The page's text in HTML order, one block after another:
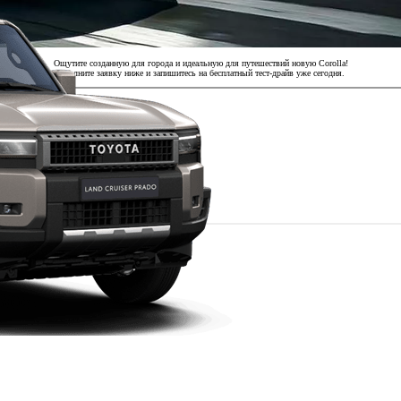
Ощутите созданную для города и идеальную для путешествий новую Corolla!
Заполните заявку ниже и запишитесь на бесплатный тест-драйв уже сегодня.